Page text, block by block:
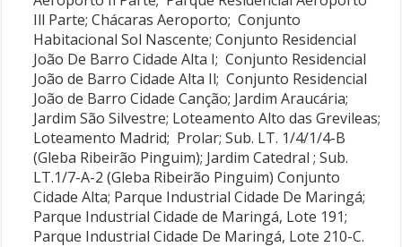
Ill Parte; Chácaras Aeroporto; Conjunto
Habitacional Sol Nascente; Conjunto Residencial
João De Barro Cidade Alta I; Conjunto Residencial
João de Barro Cidade Alta Il; Conjunto Residencial
João de Barro Cidade Canção; Jardim Araucária;
Jardim São Silvestre; Loteamento Alto das Grevileas;
Loteamento Madrid; Prolar; Sub. LT. 1/4/1/4-B
(Gleba Ribeirão Pinguim); Jardim Catedral ; Sub.
LT.1/7-A-2 (Gleba Ribeirão Pinguim) Conjunto
Cidade Alta; Parque Industrial Cidade De Maringá;
Parque Industrial Cidade de Maringá, Lote 191;
Parque Industrial Cidade De Maringá, Lote 210-C.